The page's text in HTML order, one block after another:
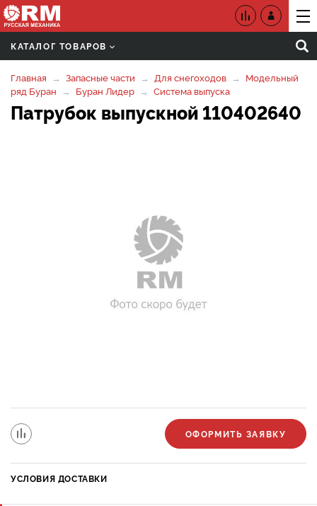
КАТАЛОГ ТОВАРОВ
Главная Запасные части Для снегоходов
Модельный
ряд Буран
Буран Лидер Система выпуска
Патрубок выпускной 110402640
ОФОРМИТЬ ЗАЯВКУ
УСЛОВИЯ ДОСТАВКИ